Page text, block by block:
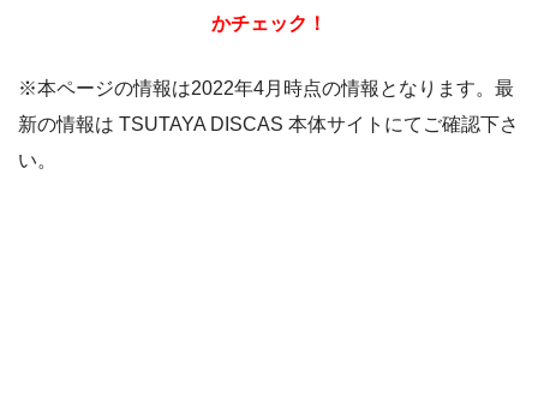
かチェック！
※本ページの情報は2022年4月時点の情報となります。最
新の情報は TSUTAYA DISCAS 本体サイトにてご確認下さ
い。